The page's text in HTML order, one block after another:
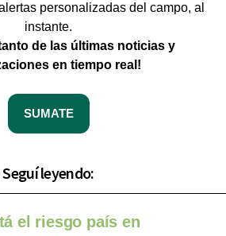
personalizadas del campo, al
instante.
de las últimas noticias y
en tiempo real!
SUMATE
Seguí leyendo:
el riesgo país en